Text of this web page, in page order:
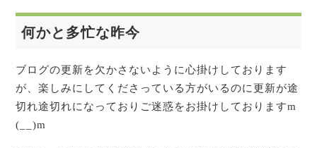
何かと多忙な昨今
ブログの更新を欠かさないように心掛けしております
が、楽しみにしてくださっている方がいるのに更新が途
切れ途切れになっておりご迷惑をお掛けしておりますm
(__)m